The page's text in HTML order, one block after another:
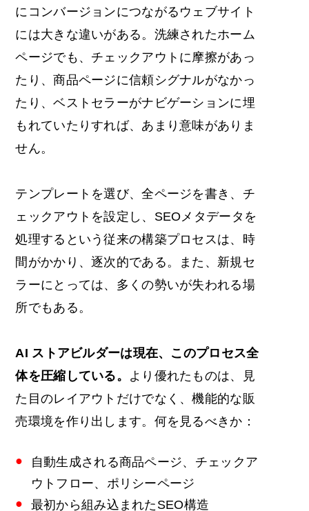
にコンバージョンにつながるウェブサイト
には大きな違いがある。洗練されたホーム
ページでも、チェックアウトに摩擦があっ
たり、商品ページに信頼シグナルがなかっ
たり、ベストセラーがナビゲーションに埋
もれていたりすれば、あまり意味がありま
せん。
テンプレートを選び、全ページを書き、チ
ェックアウトを設定し、SEOメタデータを
処理するという従来の構築プロセスは、時
間がかかり、逐次的である。また、新規セ
ラーにとっては、多くの勢いが失われる場
所でもある。
AI ストアビルダーは現在、このプロセス全
体を圧縮している。 より優れたものは、見
た目のレイアウトだけでなく、機能的な販
売環境を作り出します。何を見るべきか：
自動生成される商品ページ、チェックア
ウトフロー、ポリシーページ
最初から組み込まれたSEO構造